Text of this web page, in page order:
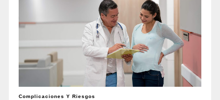
Complicaciones Y Riesgos